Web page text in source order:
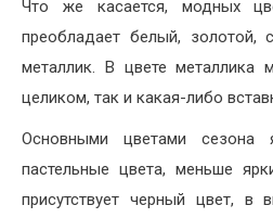
Что же касается, модных
преобладает белый, золотой,
металлик. В цвете
целиком, так и какая-либо
Основными цветами сезона
пастельные цвета, меньше
присутствует черный цвет, в